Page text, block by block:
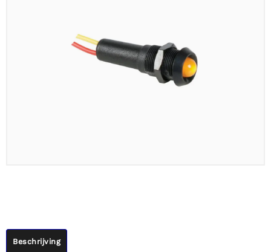
Beschrijving